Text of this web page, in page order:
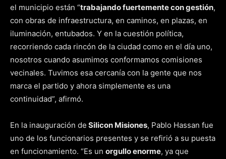
el municipio están “trabajando fuertemente con gestión,
con obras de infraestructura, en caminos, en plazas, en
iluminación, entubados. Y en la cuestión política,
recorriendo cada rincón de la ciudad como en el día uno,
nosotros cuando asumimos conformamos comisiones
vecinales. Tuvimos esa cercanía con la gente que nos
marca el partido y ahora simplemente es una
continuidad”, afirmó.
En la inauguración de Silicon Misiones, Pablo Hassan fue
uno de los funcionarios presentes y se refirió a su puesta
en funcionamiento. “Es un orgullo enorme, ya que